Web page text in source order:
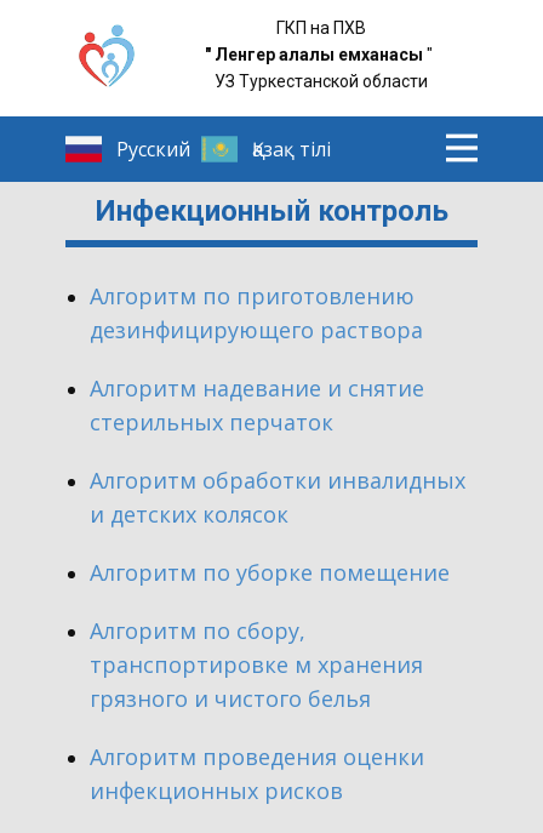
ГКП на ПХВ
" Ленгер қалалық емханасы "
УЗ Туркестанской области
Инфекционный контроль
​Алгоритм по приготовлению
дезинфицирующего раствора
​Алгоритм надевание и снятие
стерильных перчаток
​Алгоритм обработки инвалидных
и детских колясок
​Алгоритм по уборке помещение
​Алгоритм по сбору,
транспортировке м хранения
грязного и чистого белья
​Алгоритм проведения оценки
инфекционных рисков